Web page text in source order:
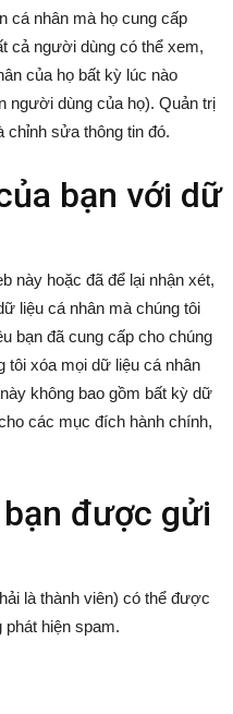
cá nhân mà họ cung cấp
cả người dùng có thể xem,
của họ bất kỳ lúc nào
người dùng của họ). Quản trị
chỉnh sửa thông tin đó.
bạn với dữ
này hoặc đã để lại nhận xét,
liệu cá nhân mà chúng tôi
bạn đã cung cấp cho chúng
tôi xóa mọi dữ liệu cá nhân
không bao gồm bất kỳ dữ
các mục đích hành chính,
được gửi
là thành viên) có thể được
phát hiện spam.